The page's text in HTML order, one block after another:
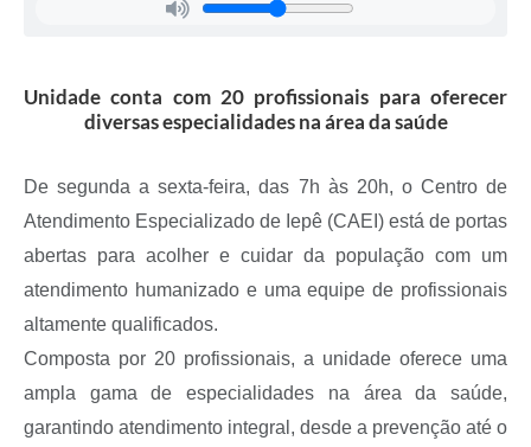
Serviço de Informação ao Cidadão (SIC)
Unidade conta com 20 profissionais para oferecer
diversas especialidades na área da saúde
De segunda a sexta-feira, das 7h às 20h, o Centro de
Atendimento Especializado de Iepê (CAEI) está de portas
abertas para acolher e cuidar da população com um
atendimento humanizado e uma equipe de profissionais
altamente qualificados.
Composta por 20 profissionais, a unidade oferece uma
ampla gama de especialidades na área da saúde,
garantindo atendimento integral, desde a prevenção até o